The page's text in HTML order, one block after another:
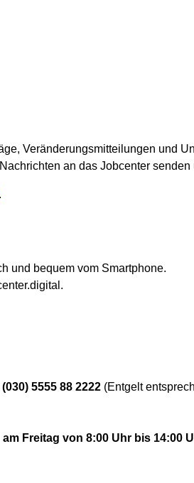
Veränderungsmitteilungen und
an das Jobcenter senden
und bequem vom Smartphone.
(030) 5555 88 2222 (Entgelt
Freitag von 8:00 Uhr bis 14:00